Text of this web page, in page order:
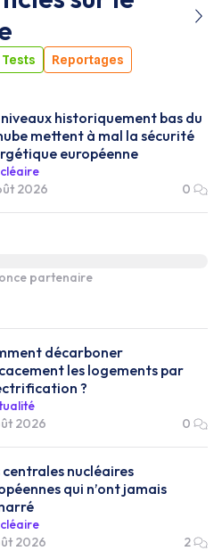
Tests Reportages
niveaux historiquement bas du
mettent à mal la sécurité
européenne
2026
0
partenaire
décarboner
les logements par
?
2026
0
centrales nucléaires
qui n’ont jamais
2026
2